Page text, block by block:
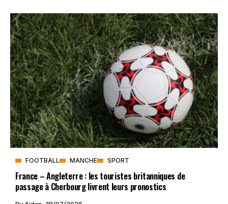
FOOTBALL MANCHE SPORT
France – Angleterre : les touristes britanniques de
passage à Cherbourg livrent leurs pronostics